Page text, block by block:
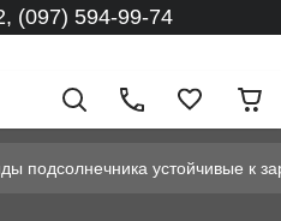
(097) 594-99-74
подсолнечника устойчивые к